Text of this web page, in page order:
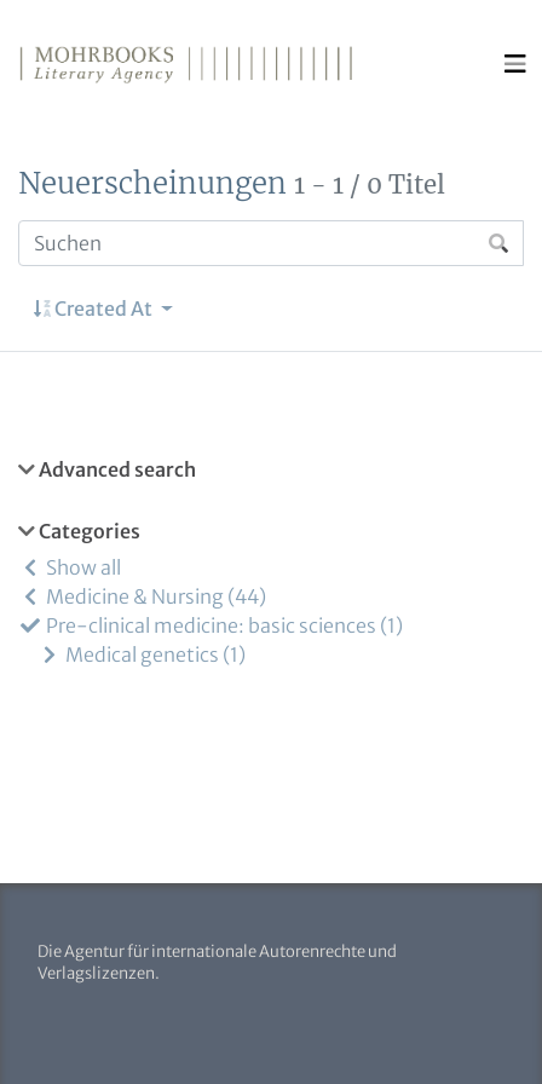
Neuerscheinungen 1 - 1 / 0 Titel
Created At
Advanced search
Categories
Show all
Medicine & Nursing 44
Pre-clinical medicine: basic sciences 1
Medical genetics 1
Die Agentur für internationale Autorenrechte und
Verlagslizenzen.